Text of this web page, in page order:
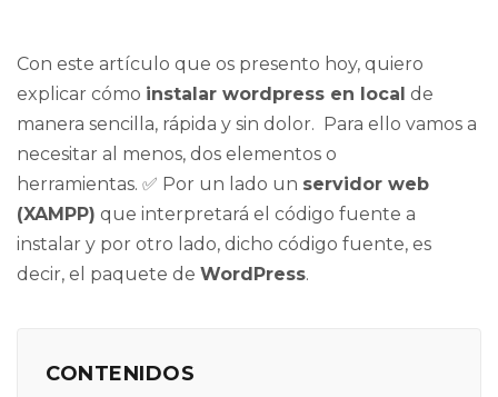
Con este artículo que os presento hoy, quiero
explicar cómo instalar wordpress en local de
manera sencilla, rápida y sin dolor. Para ello vamos a
necesitar al menos, dos elementos o
herramientas. ✅ Por un lado un servidor web
(XAMPP) que interpretará el código fuente a
instalar y por otro lado, dicho código fuente, es
decir, el paquete de WordPress.
CONTENIDOS